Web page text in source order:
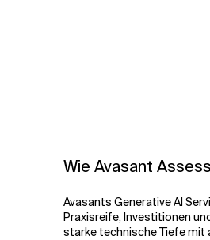
Wie Avasant
Avasants Generative AI
Praxisreife, Investitionen
starke technische Tiefe mit